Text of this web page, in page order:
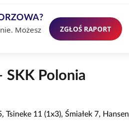
Możesz
ZGŁOŚ RAPORT
SKK Polonia
11 (1x3), Śmiałek 7, Hansen